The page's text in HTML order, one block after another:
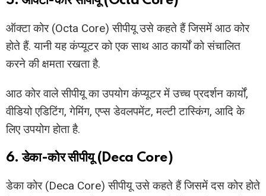
ऑक्टा कोर (Octa Core) सीपीयू उसे कहते हैं जिसमें आठ कोर
होते हैं. यानी यह कंप्यूटर को एक साथ आठ कार्यों को संचालित
करने की क्षमता रखता है.
आठ कोर वाले सीपीयू का उपयोग कंप्यूटर में उच्च प्रदर्शन कार्यों,
वीडियो एडिटिंग, गेमिंग, एप्स डेवलपमेंट, मल्टी टास्किंग, आदि के
लिए उपयोग होता है.
6. डेका-कोर सीपीयू (Deca Core)
डेका कोर (Deca Core) सीपीयू उसे कहते हैं जिसमें दस कोर होते